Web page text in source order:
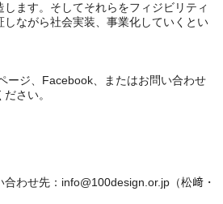
ます。そしてそれらをフィジビリティ
ながら社会実装、事業化していくとい
ージ、Facebook、またはお問い合わせ
さい。
わせ先：info@100design.or.jp（松﨑・